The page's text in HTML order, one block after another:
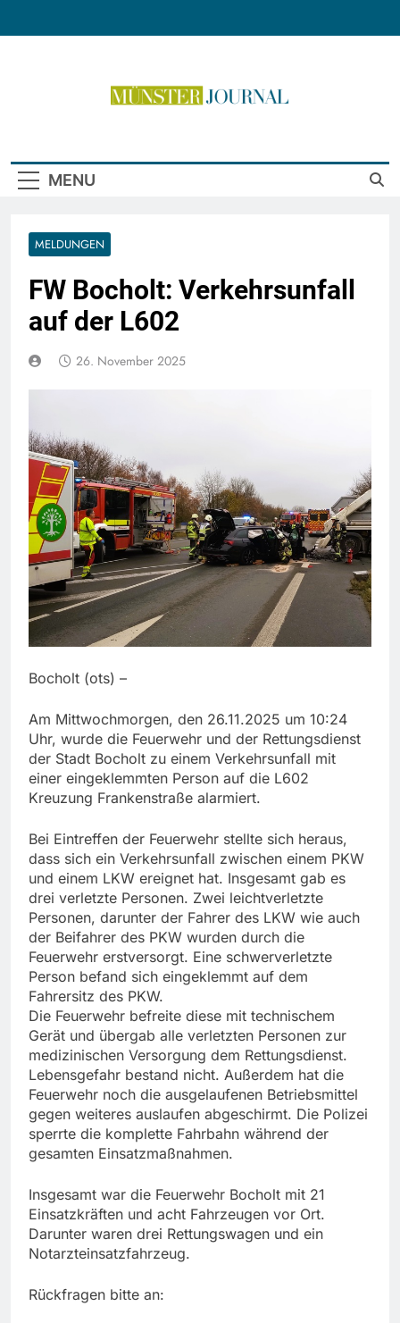
MENU
MELDUNGEN
FW Bocholt: Verkehrsunfall
auf der L602
26. November 2025
Bocholt (ots) –
Am Mittwochmorgen, den 26.11.2025 um 10:24
Uhr, wurde die Feuerwehr und der Rettungsdienst
der Stadt Bocholt zu einem Verkehrsunfall mit
einer eingeklemmten Person auf die L602
Kreuzung Frankenstraße alarmiert.
Bei Eintreffen der Feuerwehr stellte sich heraus,
dass sich ein Verkehrsunfall zwischen einem PKW
und einem LKW ereignet hat. Insgesamt gab es
drei verletzte Personen. Zwei leichtverletzte
Personen, darunter der Fahrer des LKW wie auch
der Beifahrer des PKW wurden durch die
Feuerwehr erstversorgt. Eine schwerverletzte
Person befand sich eingeklemmt auf dem
Fahrersitz des PKW.
Die Feuerwehr befreite diese mit technischem
Gerät und übergab alle verletzten Personen zur
medizinischen Versorgung dem Rettungsdienst.
Lebensgefahr bestand nicht. Außerdem hat die
Feuerwehr noch die ausgelaufenen Betriebsmittel
gegen weiteres auslaufen abgeschirmt. Die Polizei
sperrte die komplette Fahrbahn während der
gesamten Einsatzmaßnahmen.
Insgesamt war die Feuerwehr Bocholt mit 21
Einsatzkräften und acht Fahrzeugen vor Ort.
Darunter waren drei Rettungswagen und ein
Notarzteinsatzfahrzeug.
Rückfragen bitte an: